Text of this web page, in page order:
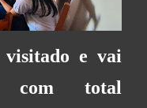
e vai
com total